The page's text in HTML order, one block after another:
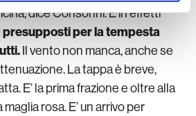
dice Consonni. E in effetti
presupposti per la tempesta
Il vento non manca, anche se
La tappa è breve,
E’ la prima frazione e oltre alla
maglia rosa. E’ un arrivo per